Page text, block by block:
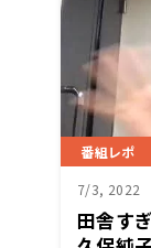
番組レポ
7/3, 2022
田舎す